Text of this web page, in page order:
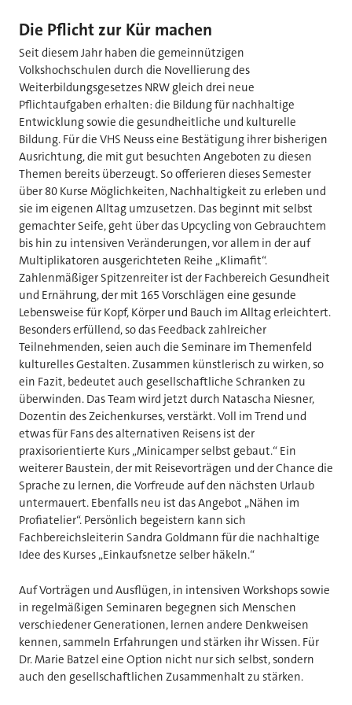
Die Pflicht zur Kür machen
Seit diesem Jahr haben die gemeinnützigen
Volkshochschulen durch die Novellierung des
Weiterbildungsgesetzes NRW gleich drei neue
Pflichtaufgaben erhalten: die Bildung für nachhaltige
Entwicklung sowie die gesundheitliche und kulturelle
Bildung. Für die VHS Neuss eine Bestätigung ihrer bisherigen
Ausrichtung, die mit gut besuchten Angeboten zu diesen
Themen bereits überzeugt. So offerieren dieses Semester
über 80 Kurse Möglichkeiten, Nachhaltigkeit zu erleben und
sie im eigenen Alltag umzusetzen. Das beginnt mit selbst
gemachter Seife, geht über das Upcycling von Gebrauchtem
bis hin zu intensiven Veränderungen, vor allem in der auf
Multiplikatoren ausgerichteten Reihe „Klimafit“.
Zahlenmäßiger Spitzenreiter ist der Fachbereich Gesundheit
und Ernährung, der mit 165 Vorschlägen eine gesunde
Lebensweise für Kopf, Körper und Bauch im Alltag erleichtert.
Besonders erfüllend, so das Feedback zahlreicher
Teilnehmenden, seien auch die Seminare im Themenfeld
kulturelles Gestalten. Zusammen künstlerisch zu wirken, so
ein Fazit, bedeutet auch gesellschaftliche Schranken zu
überwinden. Das Team wird jetzt durch Natascha Niesner,
Dozentin des Zeichenkurses, verstärkt. Voll im Trend und
etwas für Fans des alternativen Reisens ist der
praxisorientierte Kurs „Minicamper selbst gebaut.“ Ein
weiterer Baustein, der mit Reisevorträgen und der Chance die
Sprache zu lernen, die Vorfreude auf den nächsten Urlaub
untermauert. Ebenfalls neu ist das Angebot „Nähen im
Profiatelier“. Persönlich begeistern kann sich
Fachbereichsleiterin Sandra Goldmann für die nachhaltige
Idee des Kurses „Einkaufsnetze selber häkeln.“
Auf Vorträgen und Ausflügen, in intensiven Workshops sowie
in regelmäßigen Seminaren begegnen sich Menschen
verschiedener Generationen, lernen andere Denkweisen
kennen, sammeln Erfahrungen und stärken ihr Wissen. Für
Dr. Marie Batzel eine Option nicht nur sich selbst, sondern
auch den gesellschaftlichen Zusammenhalt zu stärken.